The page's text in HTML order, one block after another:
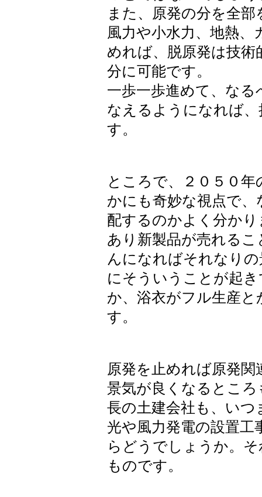
また、原発の分を全
風力や小水力、地熱
めれば、脱原発は技
分に可能です。
一歩一歩進めて、な
なえるようになれば
す。
ところで、２０５０
かにも奇妙な視点で
配するのかよく分か
あり新製品が売れる
んになればそれなり
にそういうことが起
か、浴衣がフル生産
す。
原発を止めれば原発
景気が良くなるとこ
長の土建会社も、い
光や風力発電の設置工
らどうでしょうか。
ものです。